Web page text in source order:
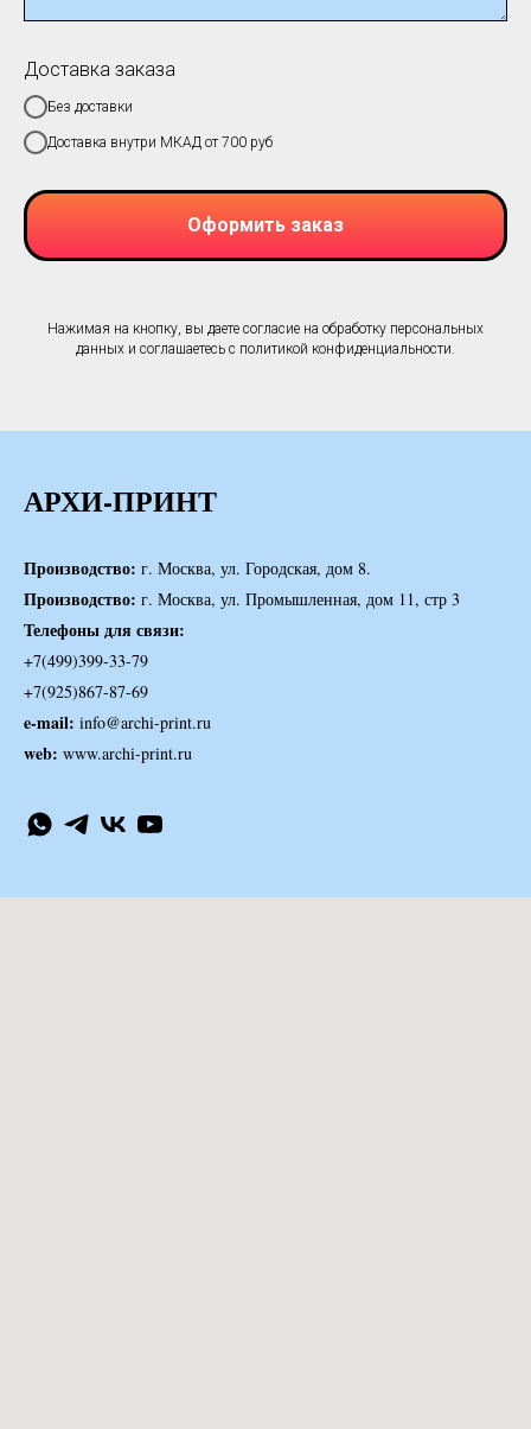
Доставка заказа
Без доставки
Доставка внутри МКАД от 700 руб
Оформить заказ
Нажимая на кнопку, вы даете согласие на обработку персональных
данных и соглашаетесь c политикой конфиденциальности.
АРХИ-ПРИНТ
Производство: г. Москва, ул. Городская, дом 8.
Производство: г. Москва, ул. Промышленная, дом 11, стр 3
Телефоны для связи:
+7(499)399-33-79
+7(925)867-87-69
e-mail: info@archi-print.ru
web: www.archi-print.ru